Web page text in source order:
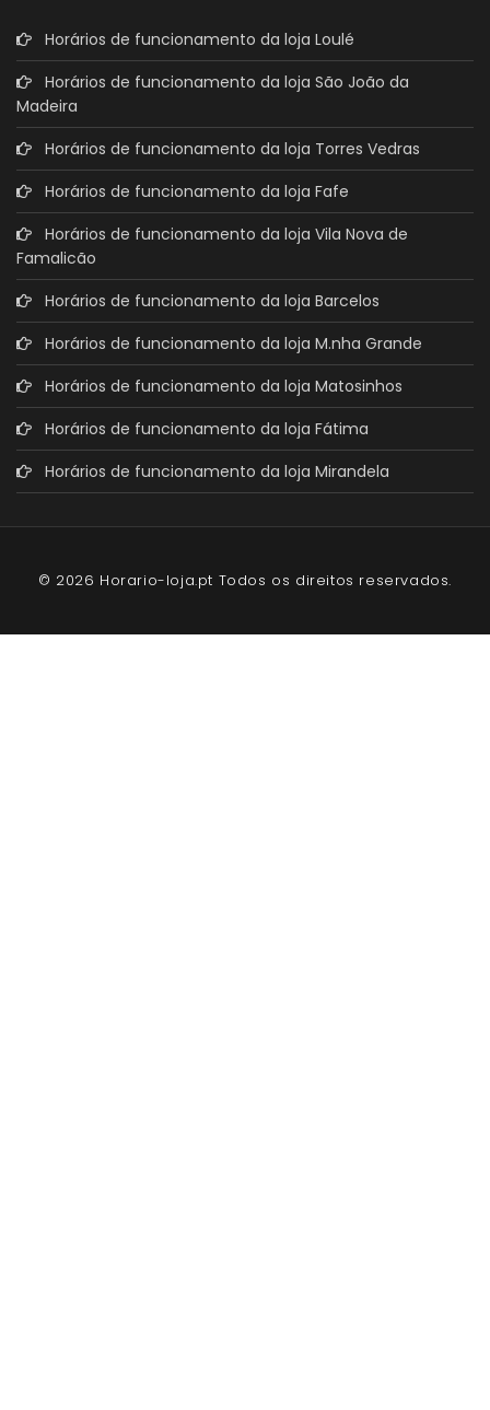
Horários de funcionamento da loja Loulé
Horários de funcionamento da loja São João da
Madeira
Horários de funcionamento da loja Torres Vedras
Horários de funcionamento da loja Fafe
Horários de funcionamento da loja Vila Nova de
Famalicão
Horários de funcionamento da loja Barcelos
Horários de funcionamento da loja M.nha Grande
Horários de funcionamento da loja Matosinhos
Horários de funcionamento da loja Fátima
Horários de funcionamento da loja Mirandela
© 2026 Horario-loja.pt Todos os direitos reservados.